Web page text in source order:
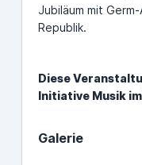
Jubiläum mit
Republik.
Diese
Initiative Musik
Galerie